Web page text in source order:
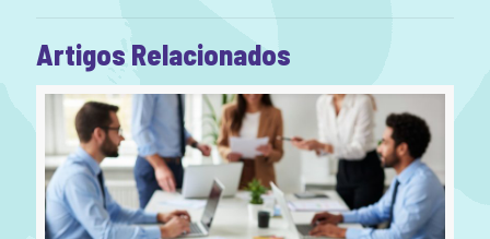
Artigos Relacionados